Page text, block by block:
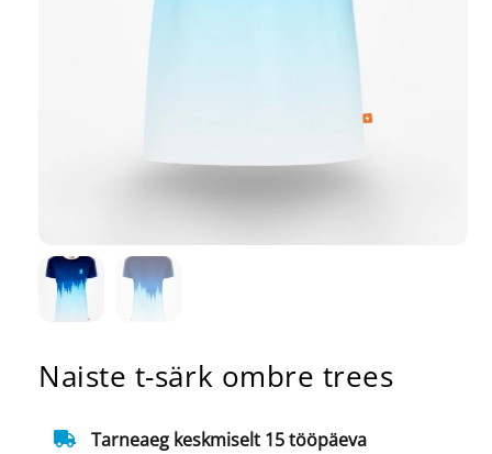
Naiste t-särk ombre trees
Tarneaeg keskmiselt 15 tööpäeva